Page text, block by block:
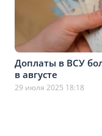
Доплаты в ВСУ
в августе
29 июля 2025 18:18